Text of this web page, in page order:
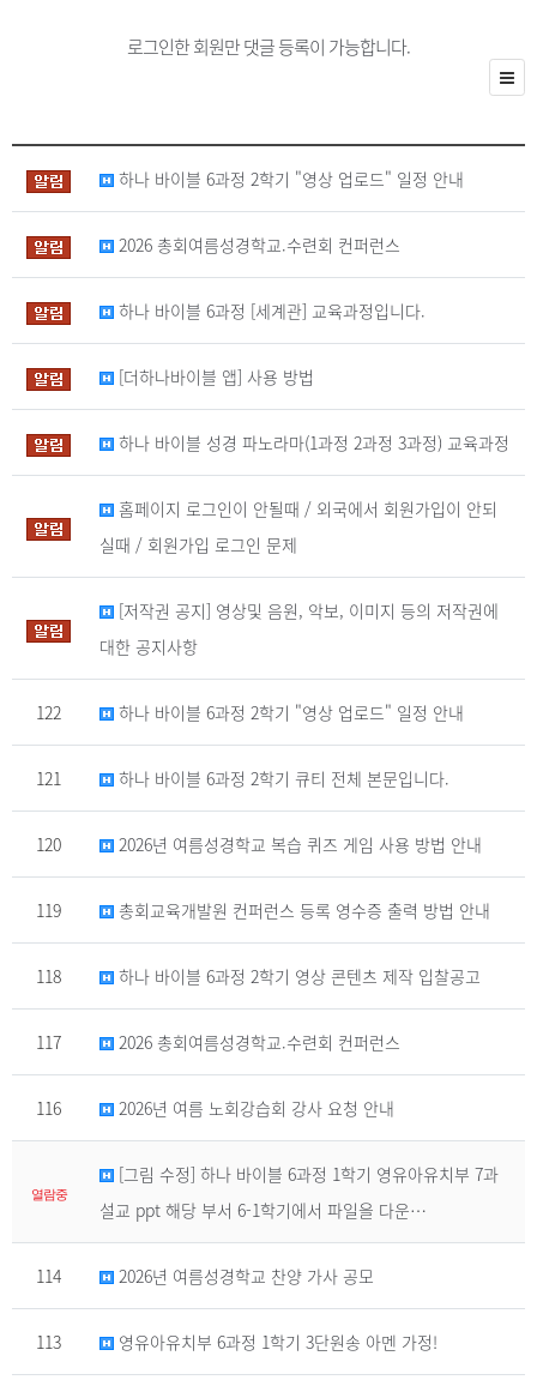
로그인한 회원만 댓글 등록이 가능합니다.
하나 바이블 6과정 2학기 "영상 업로드" 일정 안내
2026 총회여름성경학교.수련회 컨퍼런스
하나 바이블 6과정 [세계관] 교육과정입니다.
[더하나바이블 앱] 사용 방법
하나 바이블 성경 파노라마(1과정 2과정 3과정) 교육과정
홈페이지 로그인이 안될때 / 외국에서 회원가입이 안되
실때 / 회원가입 로그인 문제
[저작권 공지] 영상및 음원, 악보, 이미지 등의 저작권에
대한 공지사항
122 하나 바이블 6과정 2학기 "영상 업로드" 일정 안내
121 하나 바이블 6과정 2학기 큐티 전체 본문입니다.
120 2026년 여름성경학교 복습 퀴즈 게임 사용 방법 안내
119 총회교육개발원 컨퍼런스 등록 영수증 출력 방법 안내
118 하나 바이블 6과정 2학기 영상 콘텐츠 제작 입찰공고
117 2026 총회여름성경학교.수련회 컨퍼런스
116 2026년 여름 노회강습회 강사 요청 안내
열람중
[그림 수정] 하나 바이블 6과정 1학기 영유아유치부 7과
설교 ppt 해당 부서 6-1학기에서 파일을 다운…
114 2026년 여름성경학교 찬양 가사 공모
113 영유아유치부 6과정 1학기 3단원송 아멘 가정!